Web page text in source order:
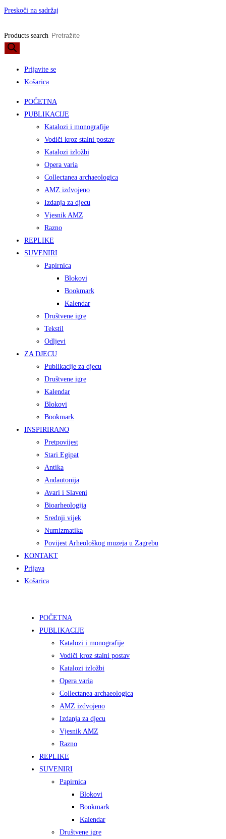
Preskoči na sadržaj
Products search
Prijavite se
Košarica
POČETNA
PUBLIKACIJE
Katalozi i monografije
Vodiči kroz stalni postav
Katalozi izložbi
Opera varia
Collectanea archaeologica
AMZ izdvojeno
Izdanja za djecu
Vjesnik AMZ
Razno
REPLIKE
SUVENIRI
Papirnica
Blokovi
Bookmark
Kalendar
Društvene igre
Tekstil
Odljevi
ZA DJECU
Publikacije za djecu
Društvene igre
Kalendar
Blokovi
Bookmark
INSPIRIRANO
Pretpovijest
Stari Egipat
Antika
Andautonija
Avari i Slaveni
Bioarheologija
Srednji vijek
Numizmatika
Povijest Arheološkog muzeja u Zagrebu
KONTAKT
Prijava
Košarica
POČETNA
PUBLIKACIJE
Katalozi i monografije
Vodiči kroz stalni postav
Katalozi izložbi
Opera varia
Collectanea archaeologica
AMZ izdvojeno
Izdanja za djecu
Vjesnik AMZ
Razno
REPLIKE
SUVENIRI
Papirnica
Blokovi
Bookmark
Kalendar
Društvene igre